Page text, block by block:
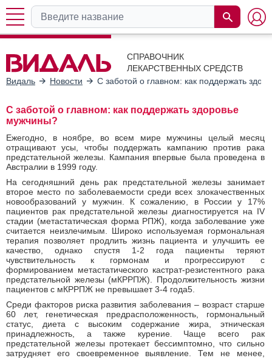
СПРАВОЧНИК
ЛЕКАРСТВЕННЫХ СРЕДСТВ
Видаль
Новости С заботой о главном: как поддержать
С заботой о главном: как поддержать здоровье
мужчины?
Ежегодно, в ноябре, во всем мире мужчины целый месяц
отращивают усы, чтобы поддержать кампанию против рака
предстательной железы. Кампания впервые была проведена в
Австралии в 1999 году.
На сегодняшний день рак предстательной железы занимает
второе место по заболеваемости среди всех злокачественных
новообразований у мужчин. К сожалению, в России у 17%
пациентов рак предстательной железы диагностируется на IV
стадии (метастатическая форма РПЖ), когда заболевание уже
считается неизлечимым. Широко используемая гормональная
терапия позволяет продлить жизнь пациента и улучшить ее
качество, однако спустя 1-2 года пациенты теряют
чувствительность к гормонам и прогрессируют с
формированием метастатического кастрат-резистентного рака
предстательной железы (мКРРПЖ). Продолжительность жизни
пациентов с мКРРПЖ не превышает 3-4 года5.
Среди факторов риска развития заболевания – возраст старше
60 лет, генетическая предрасположенность, гормональный
статус, диета с высоким содержание жира, этническая
принадлежность, а также курение.
Чаще всего рак
предстательной железы протекает бессимптомно, что сильно
затрудняет его своевременное выявление. Тем не менее,